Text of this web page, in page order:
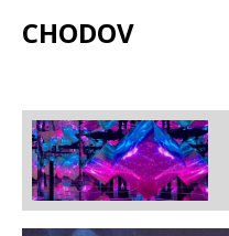
CHODOV